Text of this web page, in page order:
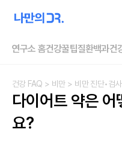
연구소 홈건강꿀팁질환백과건
건강 FAQ > 비만> 비만 진단•검사
다이어트 약은
요?